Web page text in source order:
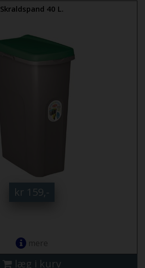
Skraldspand 40 L.
kr 159,-
mere
læg i kurv